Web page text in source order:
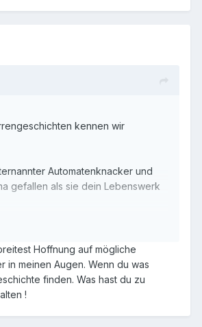
kennen wir
Automatenknacker und
gefallen als sie dein Lebenswerk
Hoffnung auf mögliche
meinen Augen. Wenn du was
finden. Was hast du zu
!